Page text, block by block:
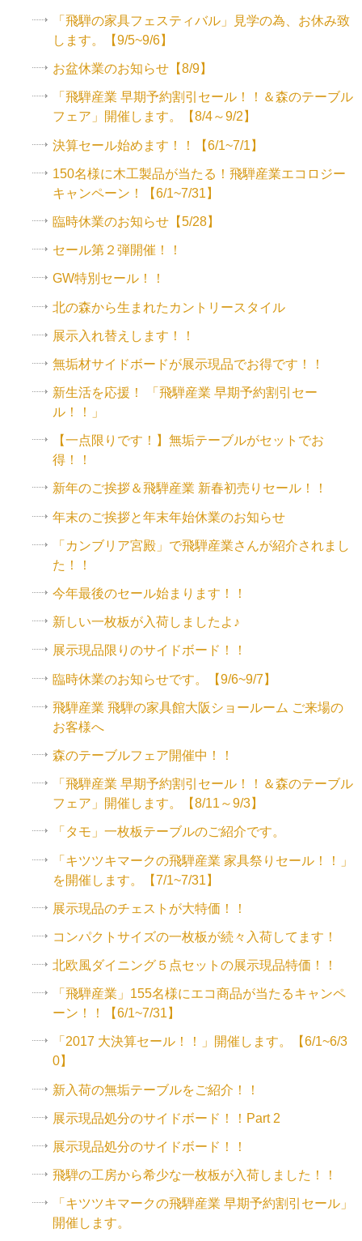
「飛騨の家具フェスティバル」見学の為、お休み致
します。【9/5~9/6】
お盆休業のお知らせ【8/9】
「飛騨産業 早期予約割引セール！！＆森のテーブル
フェア」開催します。【8/4～9/2】
決算セール始めます！！【6/1~7/1】
150名様に木工製品が当たる！飛騨産業エコロジー
キャンペーン！【6/1~7/31】
臨時休業のお知らせ【5/28】
セール第２弾開催！！
GW特別セール！！
北の森から生まれたカントリースタイル
展示入れ替えします！！
無垢材サイドボードが展示現品でお得です！！
新生活を応援！ 「飛騨産業 早期予約割引セー
ル！！」
【一点限りです！】無垢テーブルがセットでお
得！！
新年のご挨拶＆飛騨産業 新春初売りセール！！
年末のご挨拶と年末年始休業のお知らせ
「カンブリア宮殿」で飛騨産業さんが紹介されまし
た！！
今年最後のセール始まります！！
新しい一枚板が入荷しましたよ♪
展示現品限りのサイドボード！！
臨時休業のお知らせです。【9/6~9/7】
飛騨産業 飛騨の家具館大阪ショールーム ご来場の
お客様へ
森のテーブルフェア開催中！！
「飛騨産業 早期予約割引セール！！＆森のテーブル
フェア」開催します。【8/11～9/3】
「タモ」一枚板テーブルのご紹介です。
「キツツキマークの飛騨産業 家具祭りセール！！」
を開催します。【7/1~7/31】
展示現品のチェストが大特価！！
コンパクトサイズの一枚板が続々入荷してます！
北欧風ダイニング５点セットの展示現品特価！！
「飛騨産業」155名様にエコ商品が当たるキャンペ
ーン！！【6/1~7/31】
「2017 大決算セール！！」開催します。【6/1~6/3
0】
新入荷の無垢テーブルをご紹介！！
展示現品処分のサイドボード！！Part 2
展示現品処分のサイドボード！！
飛騨の工房から希少な一枚板が入荷しました！！
「キツツキマークの飛騨産業 早期予約割引セール」
開催します。